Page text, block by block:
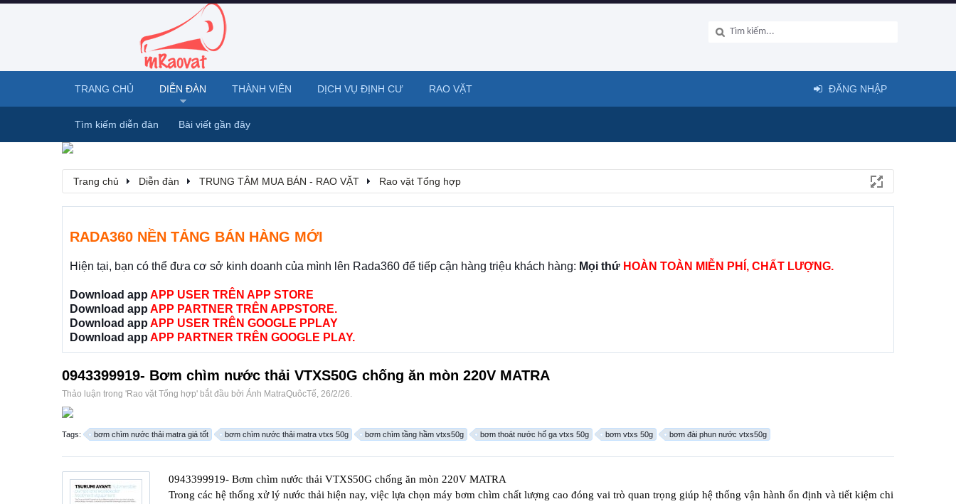
Trang chủ Diễn đàn TRUNG TÂM MUA BÁN - RAO VẶT Rao vặt Tổng hợp
RADA360 NỀN TẢNG BÁN HÀNG MỚI
Hiện tại, bạn có thể đưa cơ sở kinh doanh của mình lên Rada360 để tiếp cận hàng triệu khách hàng: Mọi thứ HOÀN TOÀN MIỄN PHÍ, CHẤT LƯỢNG.
Download app APP USER TRÊN APP STORE
Download app APP PARTNER TRÊN APPSTORE.
Download app APP USER TRÊN GOOGLE PPLAY
Download app APP PARTNER TRÊN GOOGLE PLAY.
0943399919- Bơm chìm nước thải VTXS50G chống ăn mòn 220V MATRA
Thảo luận trong 'Rao vặt Tổng hợp' bắt đầu bởi Ánh MatraQuôcTế, 26/2/26.
Tags: bơm chìm nước thải matra giá tốt bơm chìm nước thải matra vtxs 50g bơm chìm tầng hầm vtxs50g bơm thoát nước hố ga vtxs 50g bơm vtxs 50g bơm đài phun nước vtxs50g
0943399919- Bơm chìm nước thải VTXS50G chống ăn mòn 220V MATRA
Trong các hệ thống xử lý nước thải hiện nay, việc lựa chọn máy bơm chìm chất lượng cao đóng vai trò quan trọng giúp hệ thống vận hành ổn định và tiết kiệm chi
TRANG CHỦ DIỄN ĐÀN
Tìm kiếm diễn đàn Bài viết gần đây
THÀNH VIÊN DỊCH VỤ ĐỊNH CƯ RAO VẶT ĐĂNG NHẬP